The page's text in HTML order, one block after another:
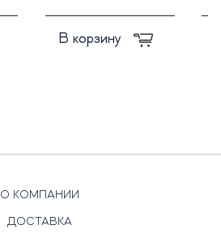
В корзину
О КОМПАНИИ
ДОСТАВКА